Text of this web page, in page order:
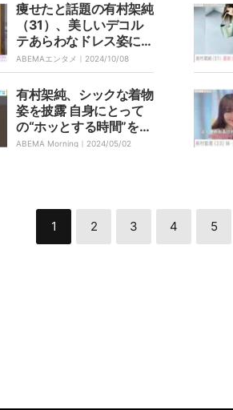
痩せたと話題の有村架純
（31）、美しいデコル
テあらわなドレス姿に絶
賛の声「美しいと可愛い
の共存」「めちゃくちゃ
色っぽくてセクシー」
ABEMAエンタメ｜ 2024/10/08
有村架純、シックな着物
姿を披露 自身にとって
の“ホッとする時間”を明
かす
ABEMA Morning｜ 2024/05/02
1 2 3 4 5